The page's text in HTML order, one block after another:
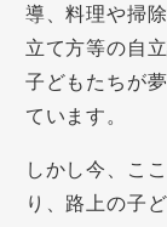
導、料理や掃
立て方等の自
子どもたちが
ています。
しかし今、こ
り、路上の子